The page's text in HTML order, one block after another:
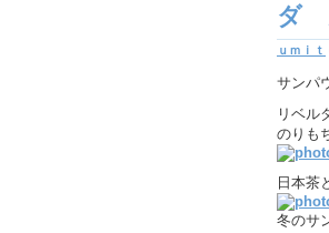
ダ
ｕｍｉｔ
サンパ
リベル
のりも
日本茶
冬のサ